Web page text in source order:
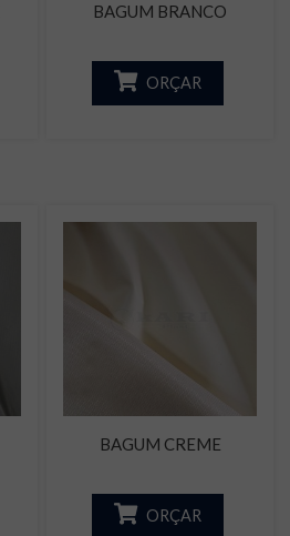
BAGUM BRANCO
ORÇAR
BAGUM CREME
ORÇAR